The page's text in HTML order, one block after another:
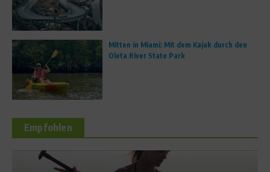
Mitten in Miami: Mit dem Kajak durch den
Oleta River State Park
Empfohlen